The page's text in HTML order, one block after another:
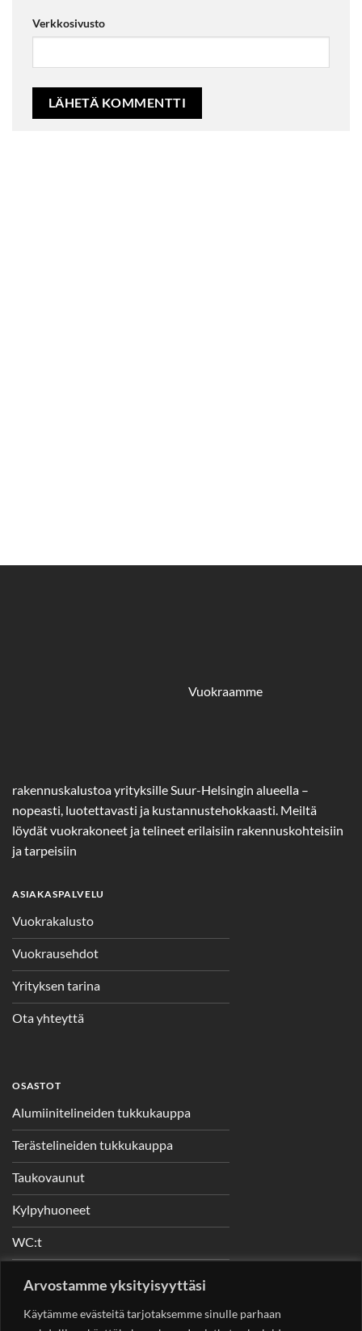
Arvostamme yksityisyyttäsi
Käytämme evästeitä tarjotaksemme sinulle parhaan
Verkkosivusto
Vuokraamme
rakennuskalustoa yrityksille Suur-Helsingin alueella –
nopeasti, luotettavasti ja kustannustehokkaasti. Meiltä
löydät vuokrakoneet ja telineet erilaisiin rakennuskohteisiin
ja tarpeisiin
ASIAKASPALVELU
Vuokrakalusto
Vuokrausehdot
Yrityksen tarina
Ota yhteyttä
OSASTOT
Alumiinitelineiden tukkukauppa
Terästelineiden tukkukauppa
Taukovaunut
Kylpyhuoneet
WC:t